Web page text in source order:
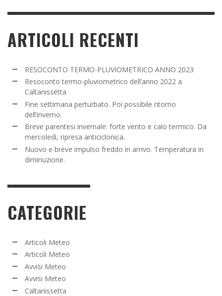
ARTICOLI RECENTI
RESOCONTO TERMO-PLUVIOMETRICO ANNO 2023
Resoconto termo-pluviometrico dell’anno 2022 a
Caltanissetta
Fine settimana perturbato. Poi possibile ritorno
dell’inverno.
Breve parentesi invernale: forte vento e calo termico. Da
mercoledì, ripresa anticiclonica.
Nuovo e breve impulso freddo in arrivo. Temperatura in
diminuzione.
CATEGORIE
Articoli Meteo
Articoli Meteo
Avvisi Meteo
Avvisi Meteo
Caltanissetta